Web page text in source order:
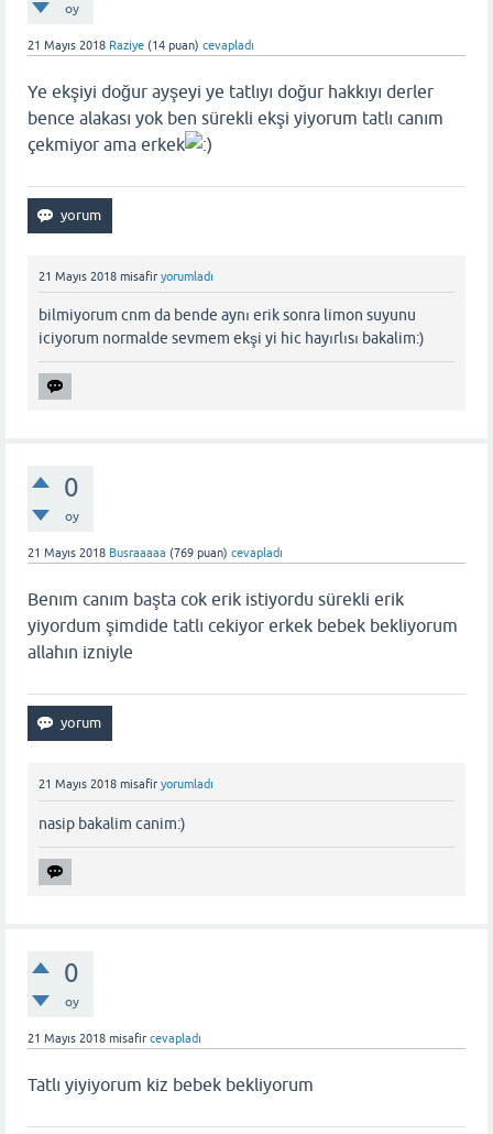
oy
21 Mayıs 2018 Raziye (14 puan) cevapladı
Ye ekşiyi doğur ayşeyi ye tatlıyı doğur hakkıyı derler
bence alakası yok ben sürekli ekşi yiyorum tatlı canım
çekmiyor ama erkek
21 Mayıs 2018 misafir yorumladı
bilmiyorum cnm da bende aynı erik sonra limon suyunu
iciyorum normalde sevmem ekşi yi hic hayırlısı bakalim:)
0
oy
21 Mayıs 2018 Busraaaaa (769 puan) cevapladı
Benım canım başta cok erik istiyordu sürekli erik
yiyordum şimdide tatlı cekiyor erkek bebek bekliyorum
allahın izniyle
21 Mayıs 2018 misafir yorumladı
nasip bakalim canim:)
0
oy
21 Mayıs 2018 misafir cevapladı
Tatlı yiyiyorum kiz bebek bekliyorum